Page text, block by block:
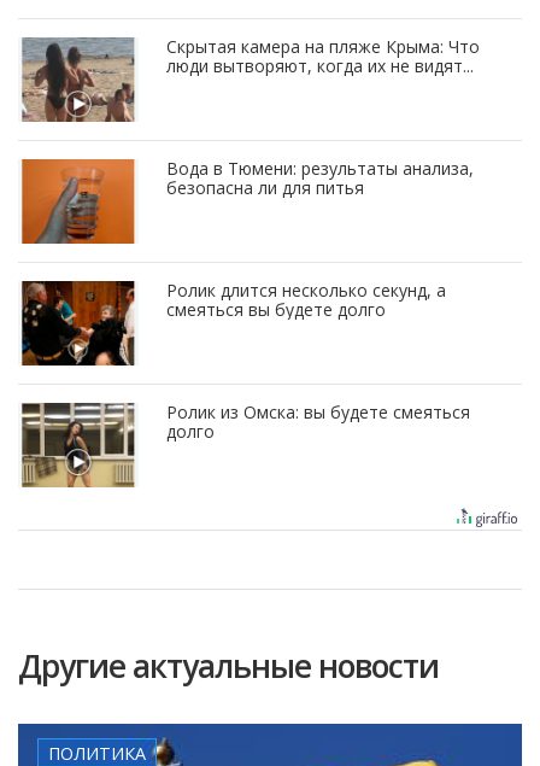
Скрытая камера на пляже Крыма: Что
люди вытворяют, когда их не видят...
Вода в Тюмени: результаты анализа,
безопасна ли для питья
Ролик длится несколько секунд, а
смеяться вы будете долго
Ролик из Омска: вы будете смеяться
долго
Другие актуальные новости
ПОЛИТИКА